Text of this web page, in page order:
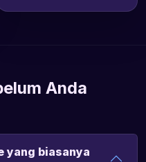
Anda
yang biasanya